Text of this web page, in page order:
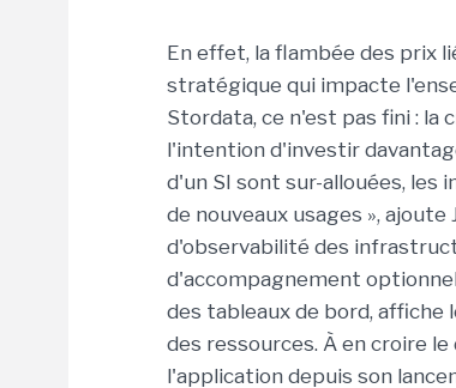
En effet, la flambée des prix
stratégique qui impacte
Stordata, ce n'est pas fini : la
l'intention d'investir
d'un SI sont sur-allouées, les
de nouveaux usages »,
d'observabilité des
d'accompagnement
des tableaux de bord,
des ressources. À en croire
l'application depuis son